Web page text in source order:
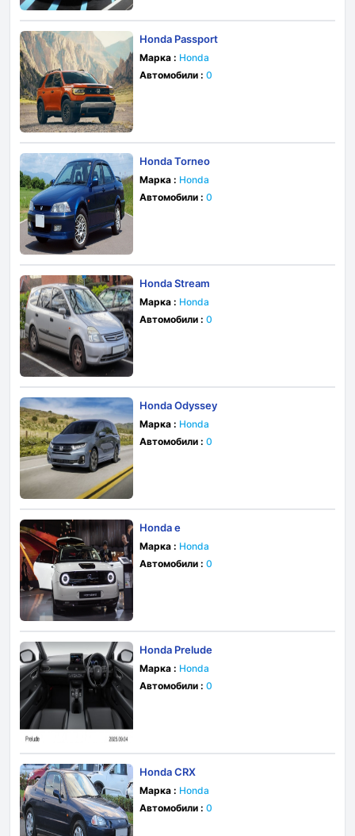
Honda Passport
Марка : Honda
Автомобили : 0
Honda Torneo
Марка : Honda
Автомобили : 0
Honda Stream
Марка : Honda
Автомобили : 0
Honda Odyssey
Марка : Honda
Автомобили : 0
Honda e
Марка : Honda
Автомобили : 0
Honda Prelude
Марка : Honda
Автомобили : 0
Honda CRX
Марка : Honda
Автомобили : 0